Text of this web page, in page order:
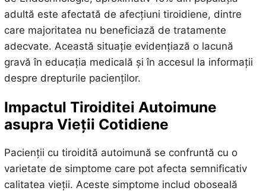
adultă este afectată de afecțiuni tiroidiene, dintre
care majoritatea nu beneficiază de tratamente
adecvate. Această situație evidențiază o lacună
gravă în educația medicală și în accesul la informații
despre drepturile pacienților.
Impactul Tiroiditei Autoimune
asupra Vieții Cotidiene
Pacienții cu tiroidită autoimună se confruntă cu o
varietate de simptome care pot afecta semnificativ
calitatea vieții. Aceste simptome includ oboseală